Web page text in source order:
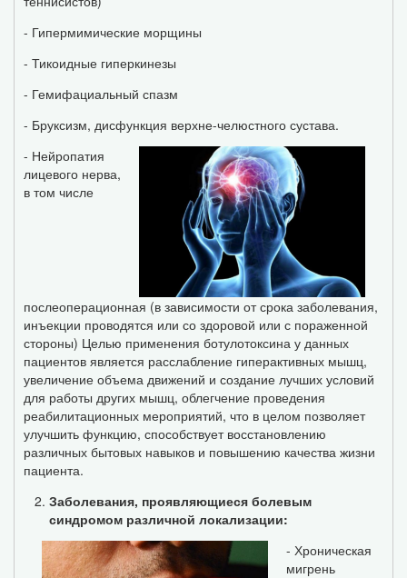
- Гипермимические морщины
- Тикоидные гиперкинезы
- Гемифациальный спазм
- Бруксизм, дисфункция верхне-челюстного сустава.
- Нейропатия
лицевого нерва,
в том числе
послеоперационная (в зависимости от срока заболевания,
инъекции проводятся или со здоровой или с пораженной
стороны) Целью применения ботулотоксина у данных
пациентов является расслабление гиперактивных мышц,
увеличение объема движений и создание лучших условий
для работы других мышц, облегчение проведения
реабилитационных мероприятий, что в целом позволяет
улучшить функцию, способствует восстановлению
различных бытовых навыков и повышению качества жизни
пациента.
Заболевания, проявляющиеся болевым
синдромом различной локализации:
- Хроническая
мигрень